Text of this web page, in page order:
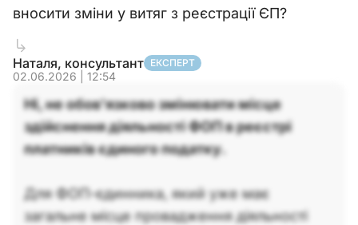
вносити зміни у витяг з реєстрації ЄП?
Наталя, консультант ЕКСПЕРТ
02.06.2026 | 12:54
Ні, не обов'язково змінювати місце
здійснення діяльності ФОП в реєстрі
платників єдиного податку.
Для ФОП-єдинника, який уже має
загальне місце провадження діяльності